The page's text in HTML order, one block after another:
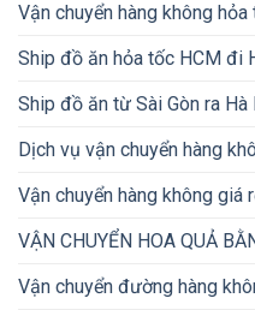
Vận chuyển hàng không
Ship đồ ăn hỏa tốc HCM đi
Ship đồ ăn từ Sài Gòn ra Hà
Dịch vụ vận chuyển hàng
Vận chuyển hàng không giá
VẬN CHUYỂN HOA QUẢ
Vận chuyển đường hàng